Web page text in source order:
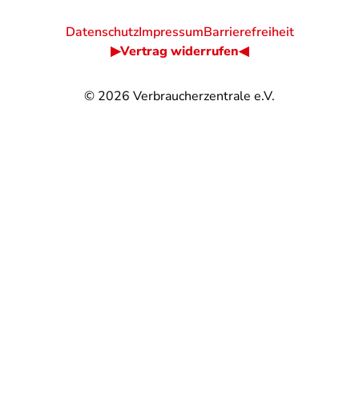
© 2026 Verbraucherzentrale e.V.
DatenschutzImpressumBarrierefreiheit
▶Vertrag widerrufen◀